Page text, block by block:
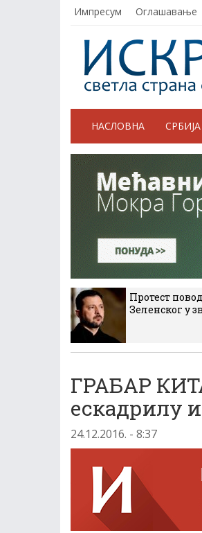
Импресум Оглашавање
НАСЛОВНА СРБИЈА
Протест
Зеленског у
ГРАБАР
ескадрилу
24.12.2016. - 8:37